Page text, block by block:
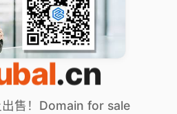
.cn
出售！Domain for sale